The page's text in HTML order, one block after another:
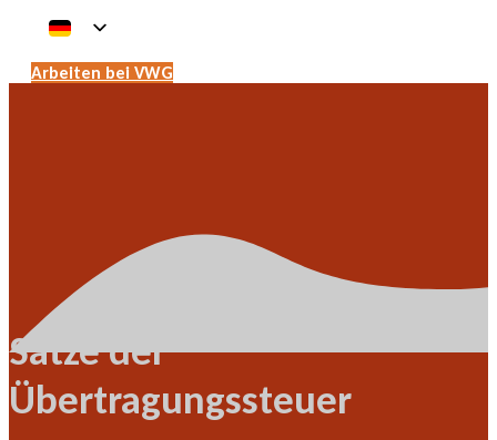
Arbeiten bei VWG
Sätze der
Übertragungssteuer